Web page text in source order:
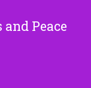
Peace